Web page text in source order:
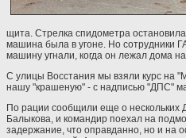
щита. Стрелка спидометра
машина была в угоне. Но сотрудники
машину угнали, когда он лежал дома
С улицы Восстания мы взяли курс на
нашу "крашеную" - с надписью "ДПС"
По рации сообщили еще о нескольких
Балыкова, и командир поехал на
задержание, что оправданно, но и на